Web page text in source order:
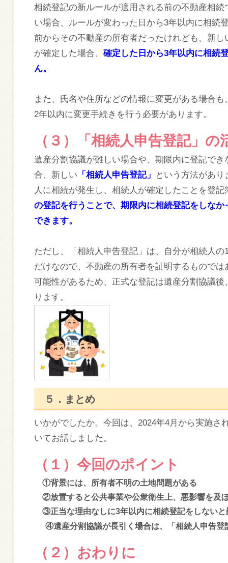
相続登記の新ルールが適用される前の不動産相
い場合、ルールが変わった日から3年以内に相続
前からその不動産の所有者だったけれども、新
が確定した場合、 確定した日から3年以内に相続
ん。
また、氏名や住所などの情報に変更がある場合
2年以内に変更手続きを行う必要があります。
（３）「相続人申告登記」の
遺産分割協議が難しい場合や、期限内に登記で
合、新しい 「相続人申告登記」
という方法があ
人に相続が発生し、相続人が確定したことを登
の登記を行うことで、期限内に相続登記をしな
できます。
ただし、「相続人申告登記」は、自分が相続人
だけなので、不動産の所有者を証明するもので
可能性があるため、正式な登記は遺産分割協議
ります。
５．まとめ
いかがでしたか。今回は、2024年4月から実施さ
いてお話しました。
（１）今回のポイント
①背景には、所有者不明の土地問題がある
②放置すると公共事業や公衆衛生上、悪影響を及
③正当な理由なしに3年以内に相続登記をしないと
④遺産分割協議が長引く場合は、「相続人申告登
（２）おわりに